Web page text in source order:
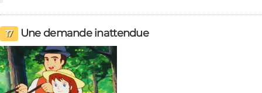
17 Une demande inattendue